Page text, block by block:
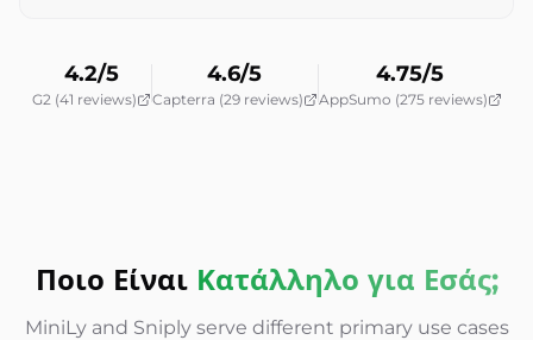
4.2/5
G2 (41 reviews)
4.6/5
Capterra (29 reviews)
4.75/5
AppSumo (275 reviews)
Ποιο Είναι Κατάλληλο για Εσάς;
MiniLy and Sniply serve different primary use cases